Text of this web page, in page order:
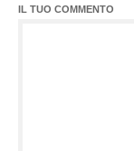
IL TUO COMMENTO